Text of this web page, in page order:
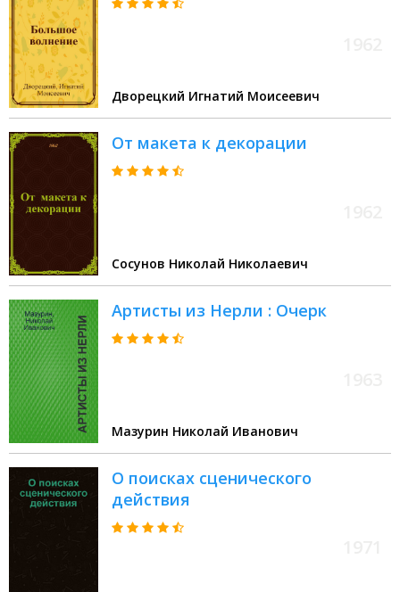
Дворецкий Игнатий Моисеевич
От макета к декорации
Сосунов Николай Николаевич
Артисты из Нерли : Очерк
Мазурин Николай Иванович
О поисках сценического
действия